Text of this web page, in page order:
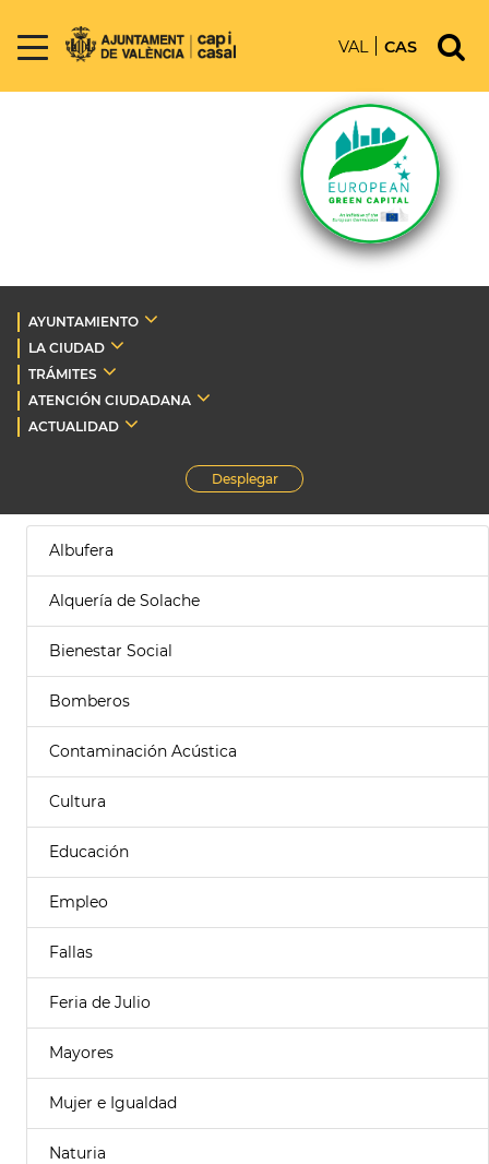
VAL CAS
AYUNTAMIENTO
LA CIUDAD
TRÁMITES
ATENCIÓN CIUDADANA
ACTUALIDAD
Desplegar
Albufera
Alquería de Solache
Bienestar Social
Bomberos
Contaminación Acústica
Cultura
Educación
Empleo
Fallas
Feria de Julio
Mayores
Mujer e Igualdad
Naturia